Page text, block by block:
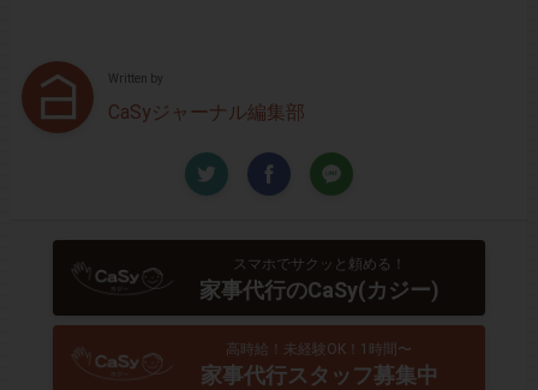
Written by
CaSyジャーナル編集部
スマホでサクッと頼める！
家事代行のCaSy(カジー)
高時給！未経験OK！1時間〜
家事代行スタッフ募集中